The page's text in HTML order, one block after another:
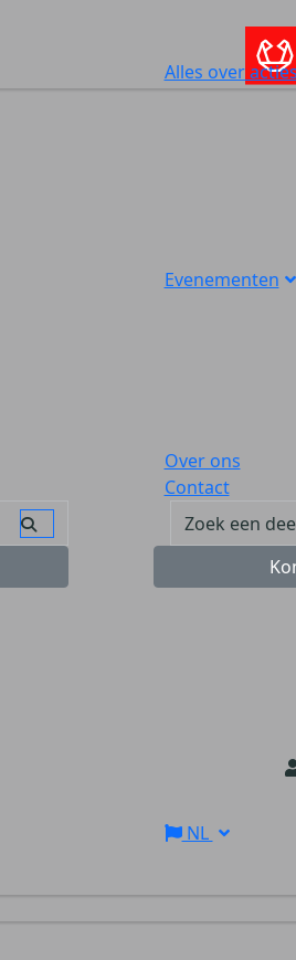
Alles over acties
Evenementen
Over ons
Contact
NL